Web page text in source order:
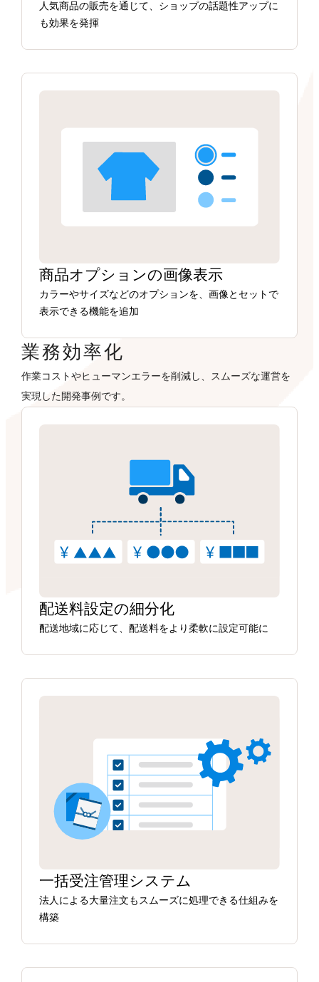
人気商品の販売を通じて、ショップの話題性アップに
も効果を発揮
商品オプションの画像表示
カラーやサイズなどのオプションを、画像とセットで
表示できる機能を追加
業務効率化
作業コストやヒューマンエラーを削減し、スムーズな運営を
実現した開発事例です。
配送料設定の細分化
配送地域に応じて、配送料をより柔軟に設定可能に
一括受注管理システム
法人による大量注文もスムーズに処理できる仕組みを
構築